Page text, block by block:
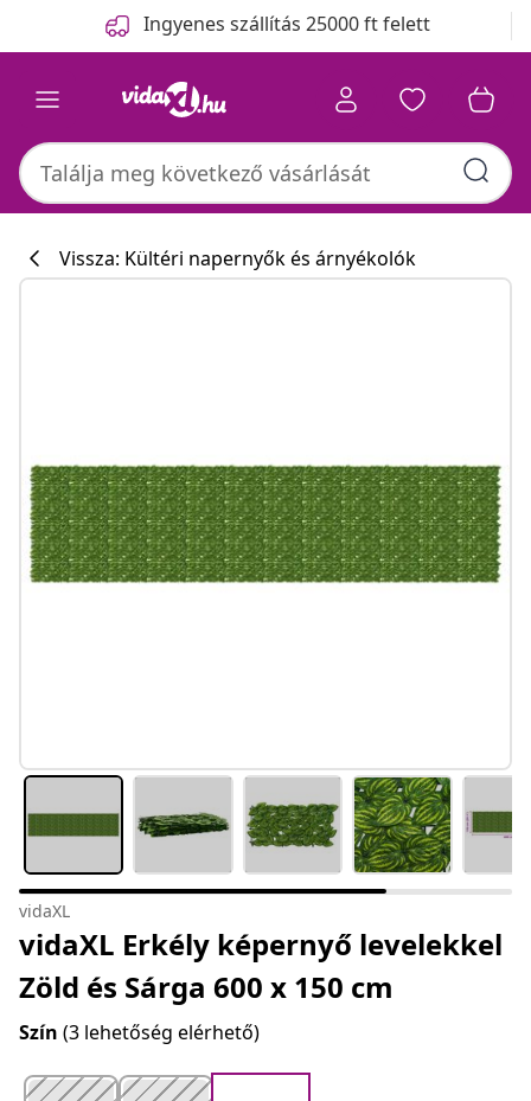
Ingyenes szállítás 25000 ft felett
Vissza: Kültéri napernyők és árnyékolók
vidaXL
vidaXL Erkély képernyő levelekkel
Zöld és Sárga 600 x 150 cm
Szín (3 lehetőség elérhető)